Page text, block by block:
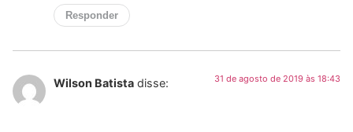
Responder
Wilson Batista disse: 31 de agosto de 2019 às 18:43